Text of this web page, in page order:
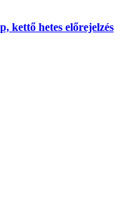
kettő hetes előrejelzés